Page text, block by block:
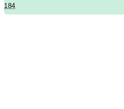
184